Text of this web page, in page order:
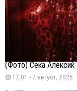
(Фото) Сека Алексиќ
17:01 - 7 август, 2026